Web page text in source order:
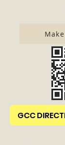
GCC